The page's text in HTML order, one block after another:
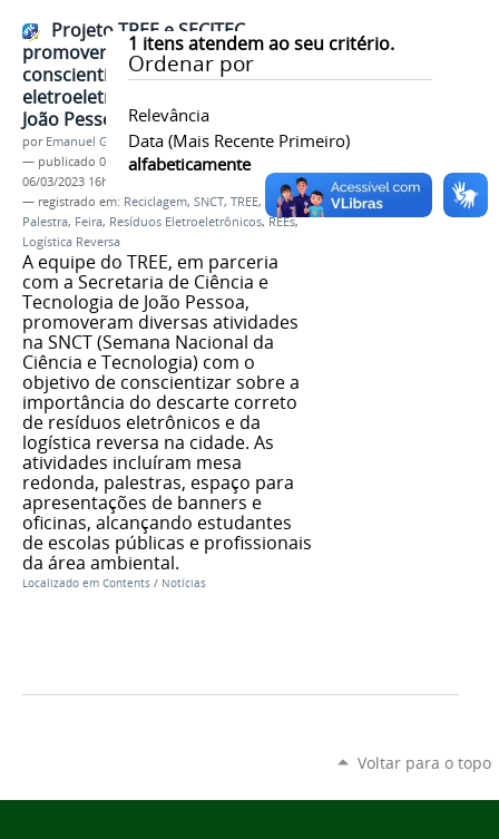
1 itens atendem ao seu critério.
Ordenar por
Relevância
Data (mais Recente Primeiro)
alfabeticamente
Projeto TREE e SECITEC
promoveram ações de
conscientização sobre resíduos
eletroeletrônicos na 19ª SNCT em
João Pessoa
por Emanuel Gomes Soares
— publicado 06/03/2023—última modificação
06/03/2023 16h22
— registrado em: Reciclagem, SNCT, TREE, UFPB,
Palestra, Feira, Resíduos Eletroeletrônicos, REEs,
Logística Reversa
A equipe do TREE, em parceria
com a Secretaria de Ciência e
Tecnologia de João Pessoa,
promoveram diversas atividades
na SNCT (Semana Nacional da
Ciência e Tecnologia) com o
objetivo de conscientizar sobre a
importância do descarte correto
de resíduos eletrônicos e da
logística reversa na cidade. As
atividades incluíram mesa
redonda, palestras, espaço para
apresentações de banners e
oficinas, alcançando estudantes
de escolas públicas e profissionais
da área ambiental.
Localizado em Contents / Notícias
Voltar para o topo